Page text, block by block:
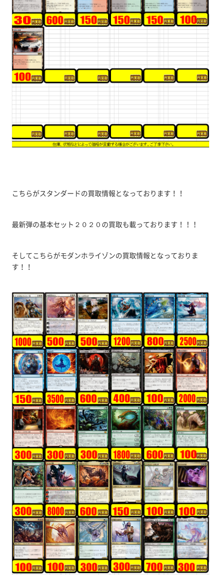
こちらがスタンダードの買取情報となっております！！
最新弾の基本セット２０２０の買取も載っております！！！
そしてこちらがモダンホライゾンの買取情報となっておりま
す！！